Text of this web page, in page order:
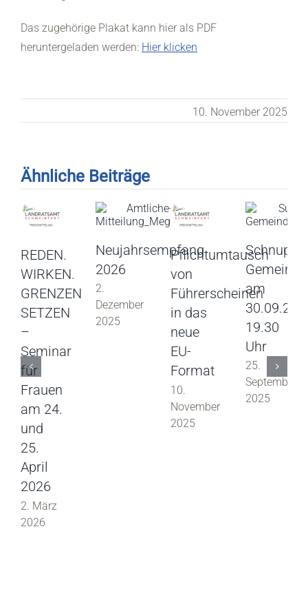
Das zugehörige Plakat kann hier als PDF
heruntergeladen werden: Hier klicken
10. November 2025
Ähnliche Beiträge
REDEN.
WIRKEN.
GRENZEN
SETZEN
–
Seminar
für
Frauen
am 24.
und
25.
April
2026
2. März
2026
Neujahrsempfang
2026
2.
Dezember
2025
Pflichtumtausch
von
Führerscheinen
in das
neue
EU-
Format
10.
November
2025
am
19.30
Uhr
25.
September
2025